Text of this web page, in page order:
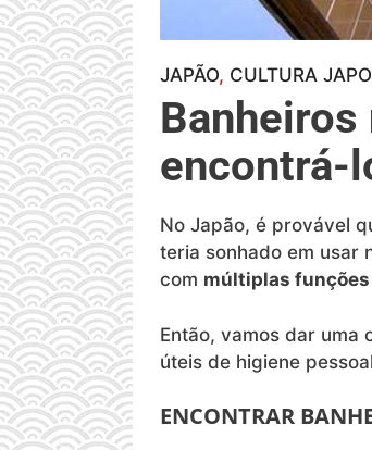
JAPÃO, CULTURA
encontrá-
No Japão, é provável
teria sonhado em usar
com múltiplas funções
Então, vamos dar uma
úteis de higiene
ENCONTRAR